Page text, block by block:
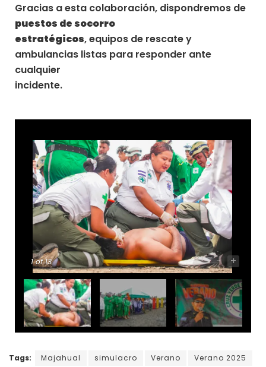
Gracias a esta colaboración, dispondremos de
puestos de socorro
estratégicos, equipos de rescate y
ambulancias listas para responder ante
cualquier
incidente.
1of 13 - +
Tags: Majahual simulacro Verano Verano 2025